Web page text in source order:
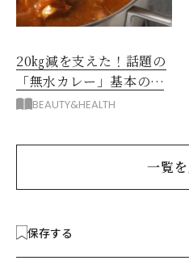
20㎏減を支えた！話題の
「無水カレー」基本の作
り方とおすすめルウ6選
BEAUTY&HEALTH
一覧
保存する